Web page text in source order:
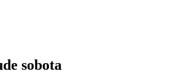
sobota